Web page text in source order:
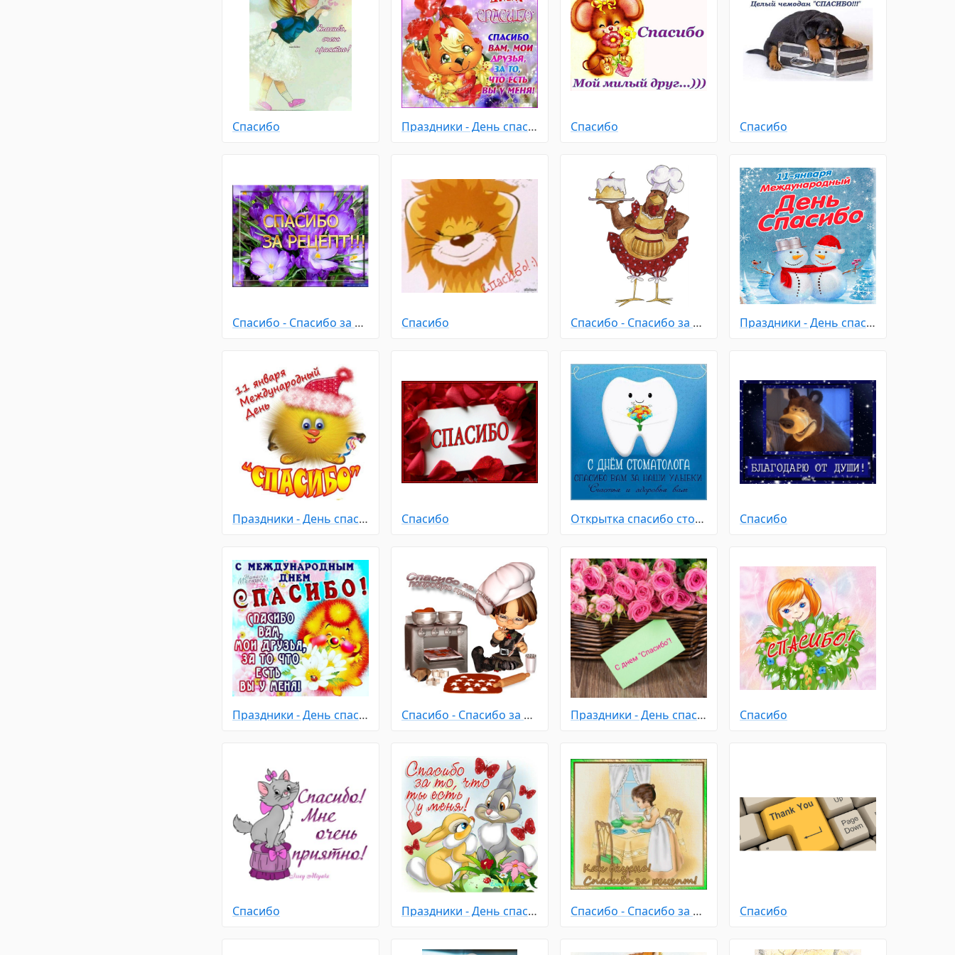
Спасибо Праздники - День спасибо Спасибо Спасибо
Спасибо - Спасибо за рецепт Спасибо Спасибо - Спасибо за рецепт Праздники - День спасибо
Праздники - День спасибо Спасибо Открытка спасибо стоматолог Спасибо
Праздники - День спасибо Спасибо - Спасибо за рецепт Праздники - День спасибо Спасибо
Спасибо Праздники - День спасибо Спасибо - Спасибо за рецепт Спасибо